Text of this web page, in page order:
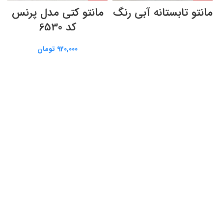
مانتو تابستانه آبی رنگ
مانتو کتی مدل پرنس
کد 6530
920,000 تومان